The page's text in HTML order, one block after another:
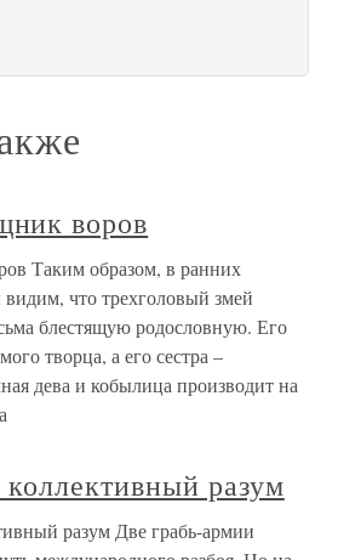
воров
Таким образом, в ранних
что трехголовый змей
блестящую родословную. Его
творца, а его сестра –
дева и кобылица производит на
разум
разум Две грабь-армии